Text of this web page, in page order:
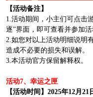
【活动备注】
1.活动期间，小主们可点击
逐”界面，即可查看并参加活
2.如您对以上活动明细说明
造成不必要的损失和误解。
3.本活动官方保留解释权。
活动7、幸运之匣
【活动时间】2025年12月